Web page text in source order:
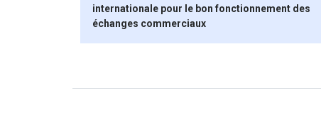
internationale pour le bon fonctionnement des
échanges commerciaux